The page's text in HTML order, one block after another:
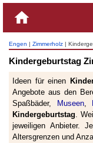
Engen | Zimmerholz |
Kindergeburtstag
Ideen für einen
Angebote aus den
Spaßbäder,
Museen,
Kindergeburtstag.
jeweiligen Anbieter.
Altersgrenzen und